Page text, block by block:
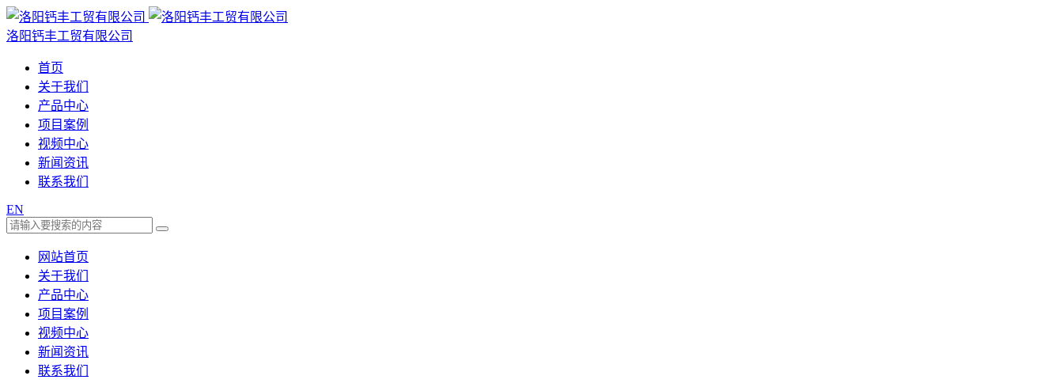
洛阳钙丰工贸有限公司
首页
关于我们
产品中心
项目案例
视频中心
新闻资讯
联系我们
EN
网站首页
关于我们
产品中心
项目案例
视频中心
新闻资讯
联系我们